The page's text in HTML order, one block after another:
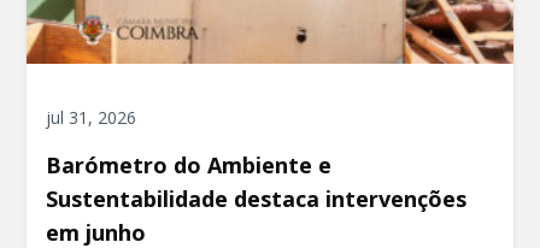
jul 31, 2026
Barómetro do Ambiente e
Sustentabilidade destaca intervenções
em junho